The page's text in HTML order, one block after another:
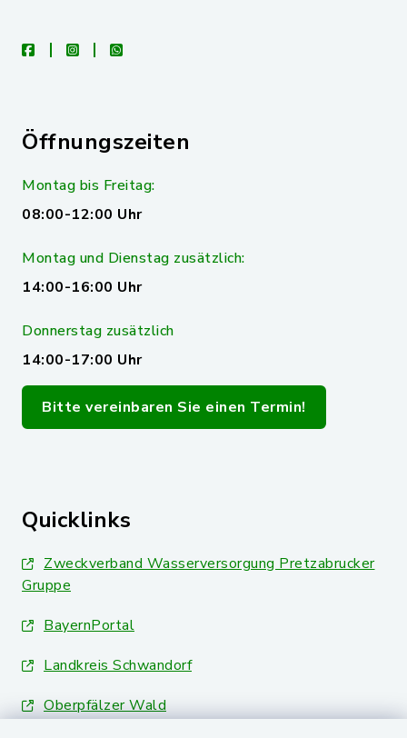
facebookinstagramwhatsapp
Öffnungszeiten
Montag bis Freitag:
08:00-12:00 Uhr
Montag und Dienstag zusätzlich:
14:00-16:00 Uhr
Donnerstag zusätzlich
14:00-17:00 Uhr
Bitte vereinbaren Sie einen Termin!
Quicklinks
Zweckverband Wasserversorgung Pretzabrucker
Gruppe
BayernPortal
Landkreis Schwandorf
Oberpfälzer Wald